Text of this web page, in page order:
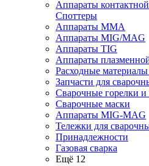
Аппараты
Споттеры
Аппараты MMA
Аппараты MIG/MAG
Аппараты TIG
Аппараты
Расходные
Запчасти для
Сварочные горелки
Сварочные маски
Аппараты MIG-MAG
Тележки для
Принадлежности
Газовая сварка
Ещё 12